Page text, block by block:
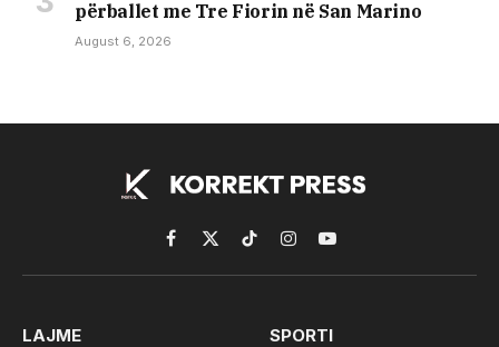
përballet me Tre Fiorin në San Marino
August 6, 2026
Facebook
X
(Twitter)
TikTokInstagramYouTube
LAJME SPORTI